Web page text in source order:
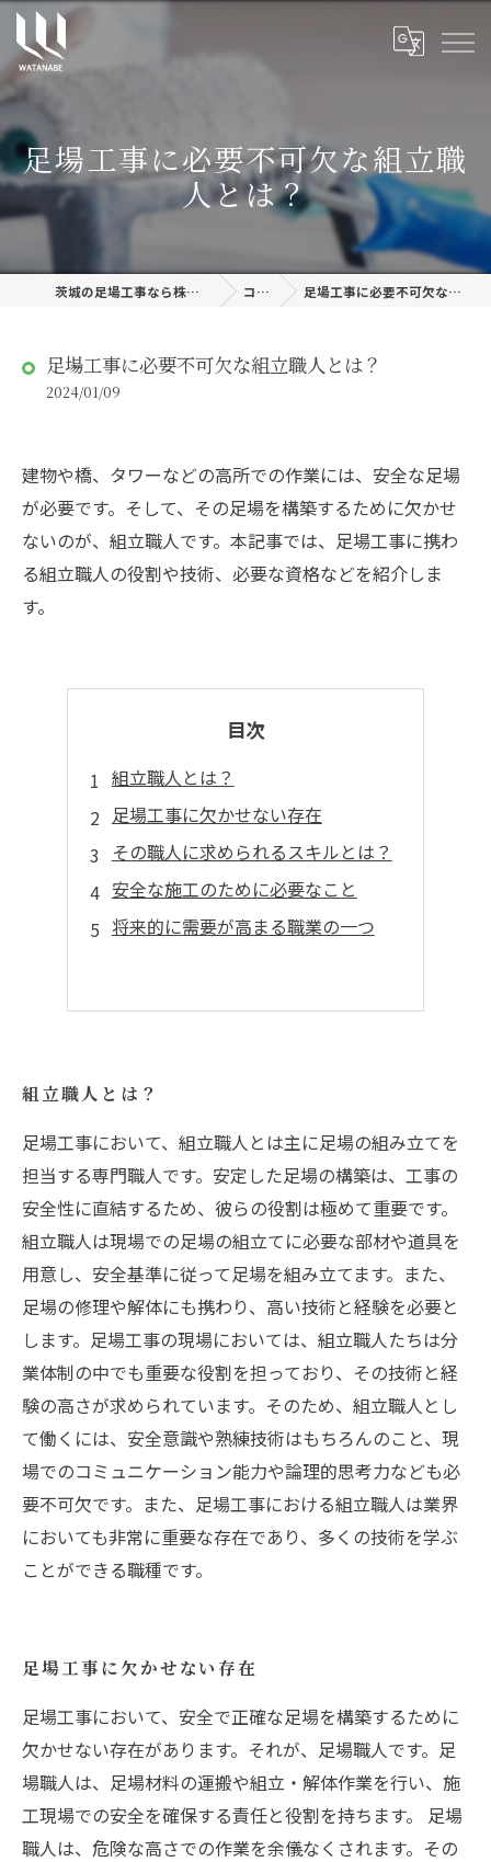
足場工事に必要不可欠な組立職
人とは？
茨城の足場工事なら株式会社渡邊建設 コラム 足場工事に必要不可欠な組立職人とは？
足場工事に必要不可欠な組立職人とは？
2024/01/09
建物や橋、タワーなどの高所での作業には、安全な足場
が必要です。そして、その足場を構築するために欠かせ
ないのが、組立職人です。本記事では、足場工事に携わ
る組立職人の役割や技術、必要な資格などを紹介しま
す。
目次
組立職人とは？
足場工事に欠かせない存在
その職人に求められるスキルとは？
安全な施工のために必要なこと
将来的に需要が高まる職業の一つ
組立職人とは？
足場工事において、組立職人とは主に足場の組み立てを
担当する専門職人です。安定した足場の構築は、工事の
安全性に直結するため、彼らの役割は極めて重要です。
組立職人は現場での足場の組立てに必要な部材や道具を
用意し、安全基準に従って足場を組み立てます。また、
足場の修理や解体にも携わり、高い技術と経験を必要と
します。足場工事の現場においては、組立職人たちは分
業体制の中でも重要な役割を担っており、その技術と経
験の高さが求められています。そのため、組立職人とし
て働くには、安全意識や熟練技術はもちろんのこと、現
場でのコミュニケーション能力や論理的思考力なども必
要不可欠です。また、足場工事における組立職人は業界
においても非常に重要な存在であり、多くの技術を学ぶ
ことができる職種です。
足場工事に欠かせない存在
足場工事において、安全で正確な足場を構築するために
欠かせない存在があります。それが、足場職人です。足
場職人は、足場材料の運搬や組立・解体作業を行い、施
工現場での安全を確保する責任と役割を持ちます。 足場
職人は、危険な高さでの作業を余儀なくされます。その